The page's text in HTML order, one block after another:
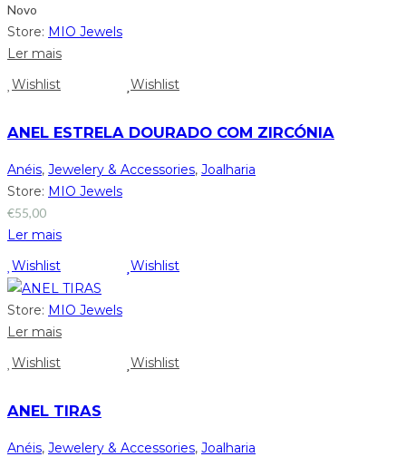
Novo
Store: MIO Jewels
Ler mais
Wishlist
Wishlist
ANEL ESTRELA DOURADO COM ZIRCÓNIA
Anéis, Jewelery & Accessories, Joalharia
Store: MIO Jewels
€55,00
Ler mais
Wishlist
Wishlist
Store: MIO Jewels
Ler mais
Wishlist
Wishlist
ANEL TIRAS
Anéis, Jewelery & Accessories, Joalharia